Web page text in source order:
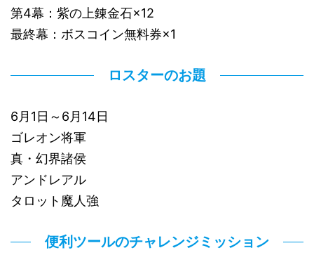
第4幕：紫の上錬金石×12
最終幕：ボスコイン無料券×1
ロスターのお題
6月1日～6月14日
ゴレオン将軍
真・幻界諸侯
アンドレアル
タロット魔人強
便利ツールのチャレンジミッション